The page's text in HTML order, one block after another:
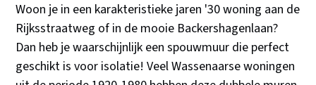
Woon je in een karakteristieke jaren '30 woning aan de
Rijksstraatweg of in de mooie Backershagenlaan?
Dan heb je waarschijnlijk een spouwmuur die perfect
geschikt is voor isolatie! Veel Wassenaarse woningen